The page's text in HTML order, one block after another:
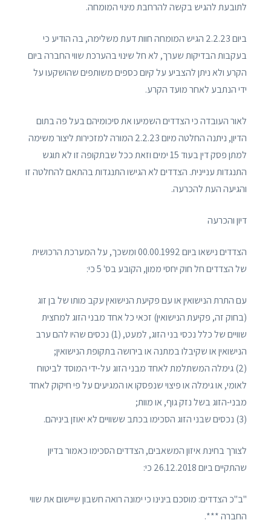
לתובעת להגיש בקשה להרחבת מינוי המומחה.
ביום 2.2.23 הגיש המומחה חוות דעת משלימה, בה הודיע כי
בעקבות הבדיקות שערך, לא חל שינוי בהערכת שווי החברה ביום
הקרע ולא ניתן להצביע על קיום כספים משותפים שהושקעו על
ידי הנתבע לאחר מועד הקרע.
לאור העובדה כי הצדדים השמיעו את סיכומיהם בעל פה בתום
הדיון, ניתנה החלטה מיום 2.2.23 המורה למזכירות ליצור משימה
למתן פסק דין בעוד 15 ימים וזאת ככל שבתקופה זו לא תוגש
התנגדות עניינית. הצדדים לא הגישו התנגדות בהתאם להחלטה זו
והגיעה העת להכרעה.
דיון והכרעה
הצדדים נישאו ביום 00.00.1992 ומשכך, על המערכת הרכושית
של הצדדים חל חוק יחסי ממון, הקובע בס' 5 כי:
עם התרת הנישואין או עם פקיעת הנישואין עקב מותו של בן זוג
(בחוק זה, פקיעת הנישואין) זכאי כל אחד מבני הזוג למחצית
שוויים של כלל נכסי בני הזוג, למעט, (1) נכסים שהיו להם ערב
הנישואין או שקיבלו במתנה או בירושה בתקופת הנישואין;
(2) גימלה המשתלמת לאחד מבני הזוג על-ידי המוסד לביטוח
לאומי, או גימלה או פיצוי שנפסקו או המגיעים על פי חיקוק לאחד
מבני-הזוג בשל נזק גוף, או מוות;
(3) נכסים שבני הזוג הסכימו בכתב ששוויים לא יאוזן ביניהם.
לצורך בחינת איזון המשאבים, הצדדים הסכימו כאמור בדיון
שהתקיים ביום 26.12.2018 כי:
"ב"כ הצדדים: מוסכם בינינו כי ימונה רואה חשבון שיישום את שווי
החברה ***.